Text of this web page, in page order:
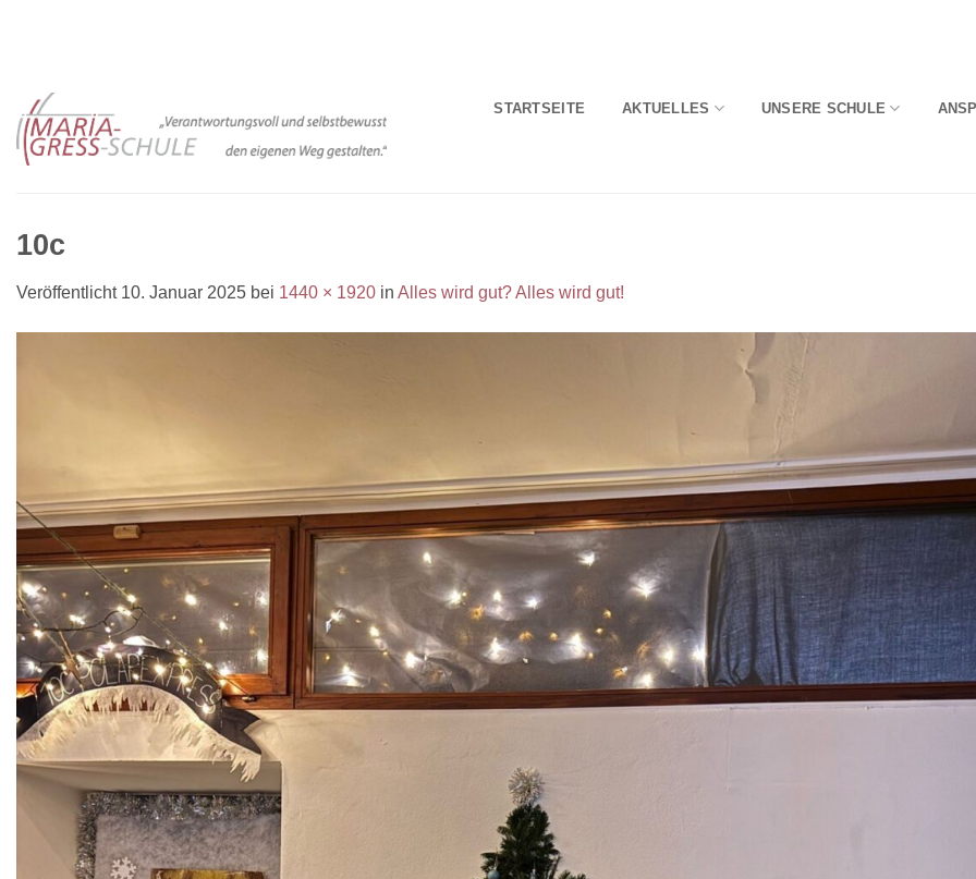
STARTSEITE AKTUELLES UNSERE SCHULE
10c
Veröffentlicht 10. Januar 2025 bei 1440 × 1920 in Alles wird gut? Alles wird gut!